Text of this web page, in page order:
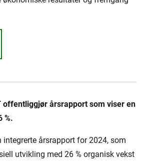
offentliggjør årsrapport som viser en
%.
integrerte årsrapport for 2024, som
utvikling med 26 % organisk vekst